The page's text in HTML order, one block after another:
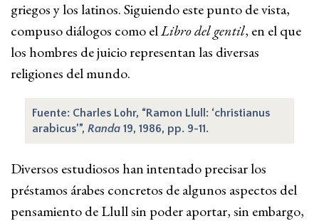
griegos y los latinos. Siguiendo este punto de vista,
compuso diálogos como elLibro del gentil, en el que
los hombres de juicio representan las diversas
religiones del mundo.
Fuente: Charles Lohr, “Ramon Llull: ‘christianus
arabicus’”, Randa 19, 1986, pp. 9-11.
Diversos estudiosos han intentado precisar los
préstamos árabes concretos de algunos aspectos del
pensamiento de Llull sin poder aportar, sin embargo,